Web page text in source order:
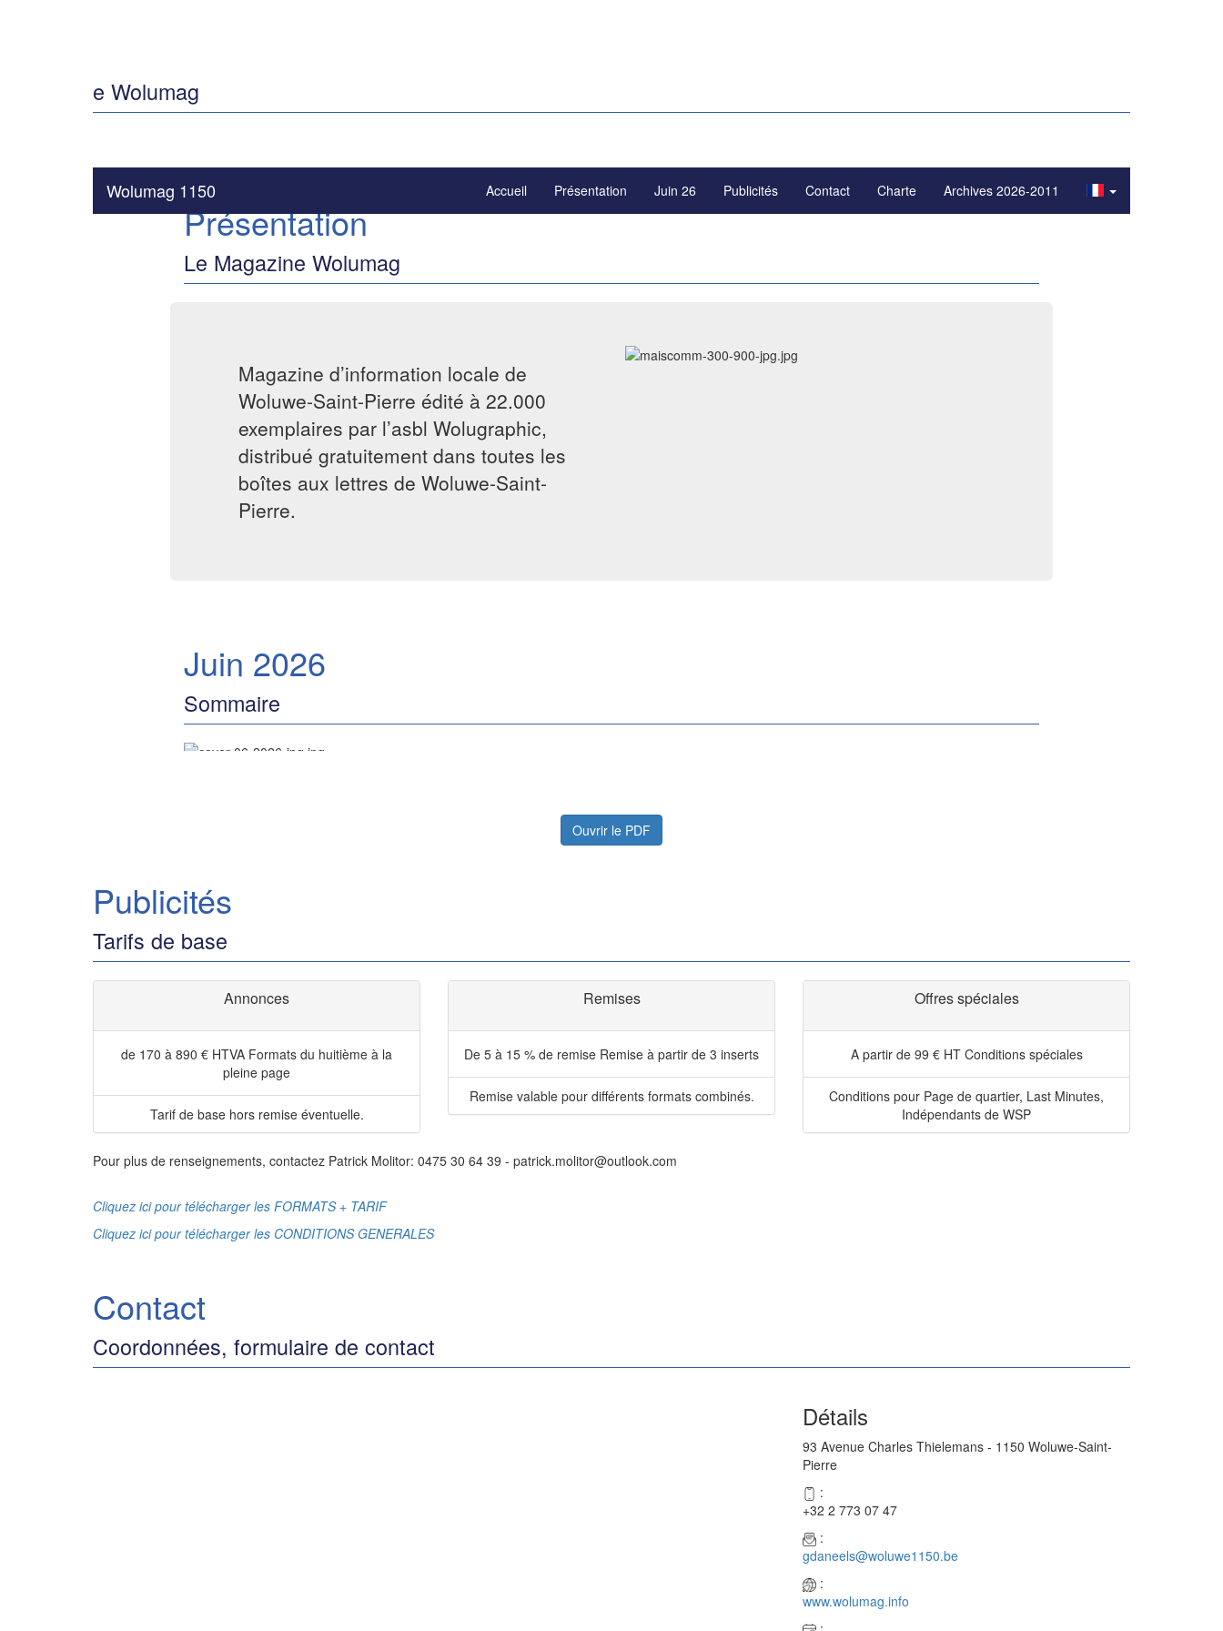
e Wolumag
Ouvrir le PDF
Publicités
Tarifs de base
Annonces
de 170 à 890 € HTVA Formats du huitième à la
pleine page
Tarif de base hors remise éventuelle.
Remises
De 5 à 15 % de remise Remise à partir de 3 inserts
Remise valable pour différents formats combinés.
Offres spéciales
A partir de 99 € HT Conditions spéciales
Conditions pour Page de quartier, Last Minutes,
Indépendants de WSP
Pour plus de renseignements, contactez Patrick Molitor: 0475 30 64 39 - patrick.molitor@outlook.com
Cliquez ici pour télécharger les FORMATS + TARIF
Cliquez ici pour télécharger les CONDITIONS GENERALES
Contact
Coordonnées, formulaire de contact
Détails
93 Avenue Charles Thielemans - 1150 Woluwe-Saint-
Pierre
:
+32 2 773 07 47
:
gdaneels@woluwe1150.be
:
www.wolumag.info